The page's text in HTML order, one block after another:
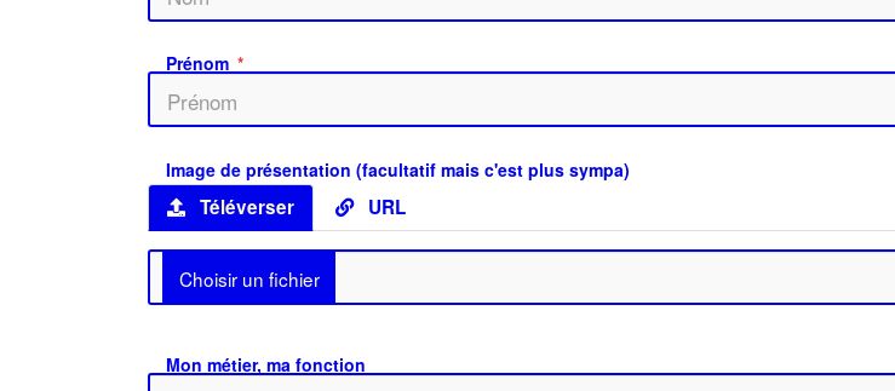
Prénom
Image de présentation (facultatif mais c'est plus sympa)
Téléverser URL
Mon métier, ma fonction